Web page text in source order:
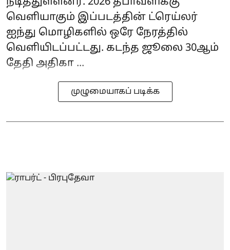
வெளியாகும் இப்படத்தின் ட்ரெய்லர்
ஐந்து மொழிகளில் ஒரே நேரத்தில்
வெளியிடப்பட்டது. கடந்த ஜூலை 30ஆம்
தேதி அதிகா ...
முழுமையாகப் படிக்க